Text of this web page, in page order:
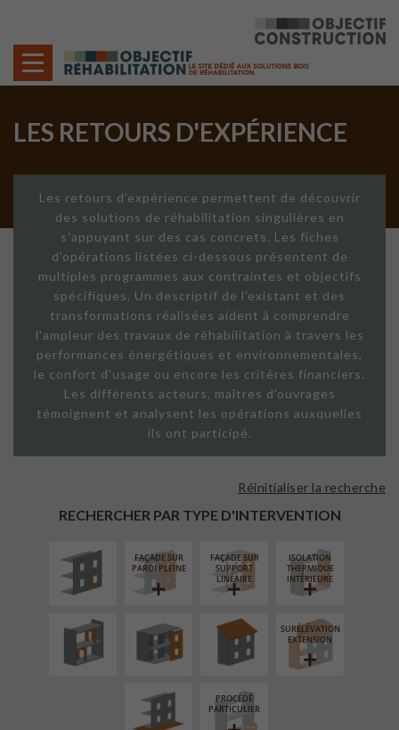
LES RETOURS D'EXPÉRIENCE
Les retours d'expérience permettent de découvrir
des solutions de réhabilitation singulières en
s'appuyant sur des cas concrets. Les fiches
d'opérations listées ci-dessous présentent de
multiples programmes aux contraintes et objectifs
spécifiques. Un descriptif de l'existant et des
transformations réalisées aident à comprendre
l'ampleur des travaux de réhabilitation à travers les
performances énergétiques et environnementales,
le confort d'usage ou encore les critères financiers.
Les différents acteurs, maîtres d'ouvrages
témoignent et analysent les opérations auxquelles
ils ont participé.
RECHERCHER PAR TYPE D'INTERVENTION
Réinitialiser la recherche
EXTÉRIEURE
FAÇADE SUR
PAROI PLEINE
FAÇADE SUR
SUPPORT
LINÉAIRE
ISOLATION
THERMIQUE
INTÉRIEURE
RÉAMÉNAGEMENT
INTÉRIEUR
FERMETURE
LOGGIAS
RÉFECTION DES
TOITURES
SURÉLÉVATION
EXTENSION
AMÉNAGEMENT
EXTÉRIEUR
PROCÉDÉ
PARTICULIER